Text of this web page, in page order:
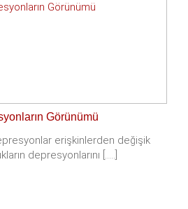
Görünümü
erişkinlerden değişik
depresyonlarını [.....]